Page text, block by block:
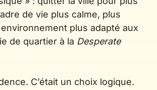
de vie plus calme, plus
plus adapté aux
de quartier à la Desperate
C’était un choix logique.